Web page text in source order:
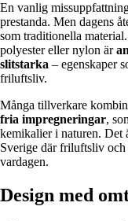
En vanlig
prestanda. Men dagens
som traditionella
polyester eller nylon är
slitstarka – egenskaper
friluftsliv.
Många tillverkare
fria impregneringar,
kemikalier i naturen. Det
Sverige där friluftsliv
vardagen.
Design med